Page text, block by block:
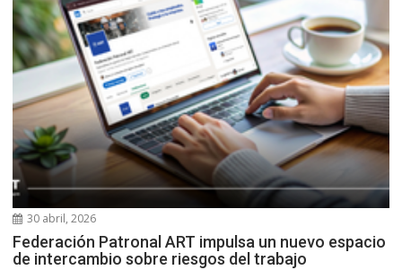
30 abril, 2026
Federación Patronal ART impulsa un nuevo espacio
de intercambio sobre riesgos del trabajo